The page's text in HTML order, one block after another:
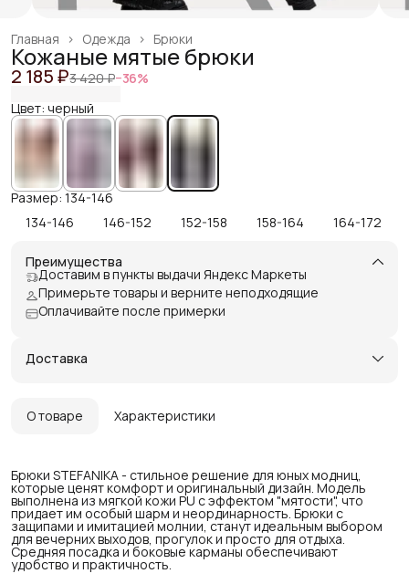
Брюки
Одежда ›
Главная ›
Кожаные мятые брюки
2 185 ₽3 420 ₽−36%
Цвет: черный
Размер: 134-146
134-146
146-152 152-158 158-164 164-172
Преимущества
Доставим в пункты выдачи Яндекс Маркеты
Примерьте товары и верните неподходящие
Оплачивайте после примерки
Доставка
О товаре Характеристики
Брюки STEFANIKA - стильное решение для юных модниц,
которые ценят комфорт и оригинальный дизайн. Модель
выполнена из мягкой кожи PU с эффектом "мятости", что
придает им особый шарм и неординарность. Брюки с
защипами и имитацией молнии, станут идеальным выбором
для вечерних выходов, прогулок и просто для отдыха.
Средняя посадка и боковые карманы обеспечивают
удобство и практичность.